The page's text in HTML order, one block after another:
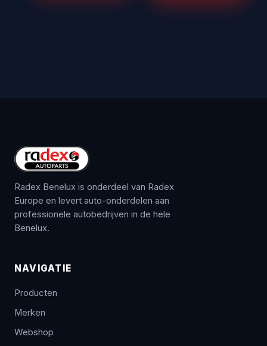
Radex Benelux is onderdeel van Radex
Europe en levert auto-onderdelen aan
professionele autobedrijven in de hele
Benelux.
NAVIGATIE
Producten
Merken
Webshop